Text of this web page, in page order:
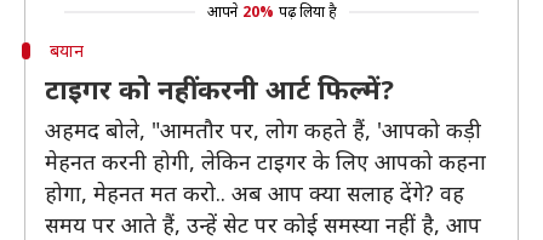
आपने 20% पढ़ लिया है
बयान
टाइगर को नहीं करनी आर्ट फिल्में?
अहमद बोले, "आमतौर पर, लोग कहते हैं, 'आपको कड़ी
मेहनत करनी होगी, लेकिन टाइगर के लिए आपको कहना
होगा, मेहनत मत करो.. अब आप क्या सलाह देंगे? वह
समय पर आते हैं, उन्हें सेट पर कोई समस्या नहीं है, आप